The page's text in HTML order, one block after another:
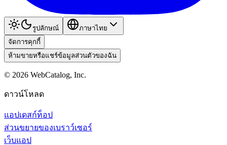
รูปลักษณ์
ภาษาไทย
จัดการคุกกี้
ห้ามขายหรือแชร์ข้อมูลส่วนตัวของฉัน
© 2026 WebCatalog, Inc.
ดาวน์โหลด
แอปเดสก์ท็อป
ส่วนขยายของเบราว์เซอร์
เว็บแอป